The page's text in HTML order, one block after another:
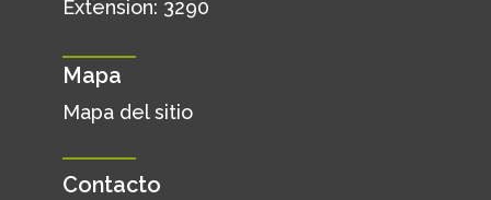
Extension: 3290
Mapa
Mapa del sitio
Contacto